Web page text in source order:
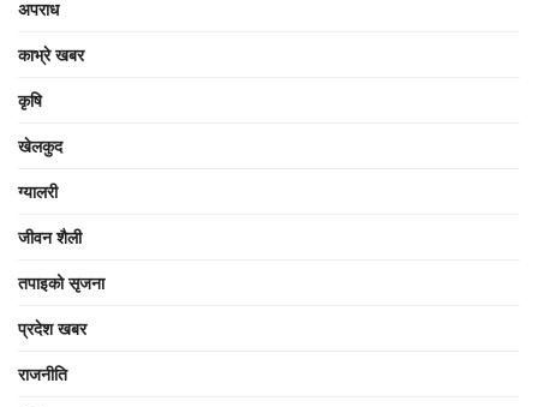
अपराध
काभ्रे खबर
कृषि
खेलकुद
ग्यालरी
जीवन शैली
तपाइको सृजना
प्रदेश खबर
राजनीति